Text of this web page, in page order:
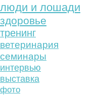
люди и лошади
здоровье
тренинг
ветеринария
семинары
интервью
выставка
фото